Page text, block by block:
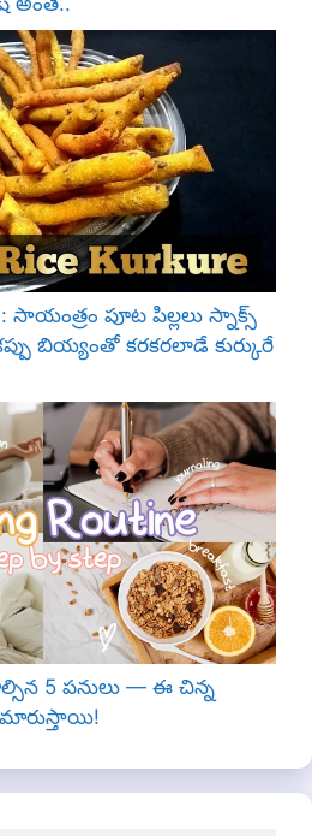
సాయంత్రం పూట పిల్లలు స్నాక్స్
బియ్యంతో కరకరలాడే కుర్కురే
5 పనులు — ఈ చిన్న